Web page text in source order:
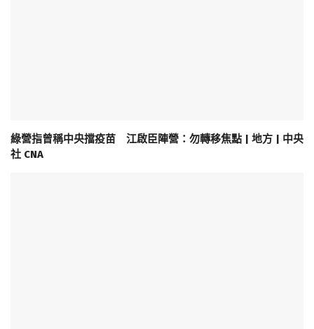
綠營指曾稱中央擋疫苗 江啟臣陣營：勿轉移焦點 | 地方 | 中央
社 CNA